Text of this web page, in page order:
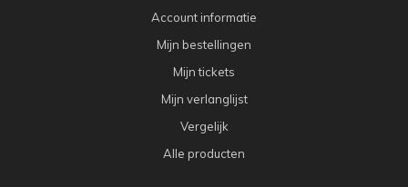
Account informatie
Mijn bestellingen
Mijn tickets
Mijn verlanglijst
Vergelijk
Alle producten